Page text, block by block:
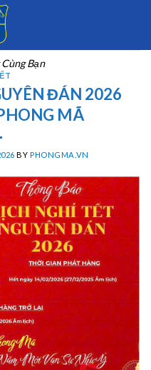
Bạn
ĐÁN 2026
MÃ
BYPHONGMA.VN